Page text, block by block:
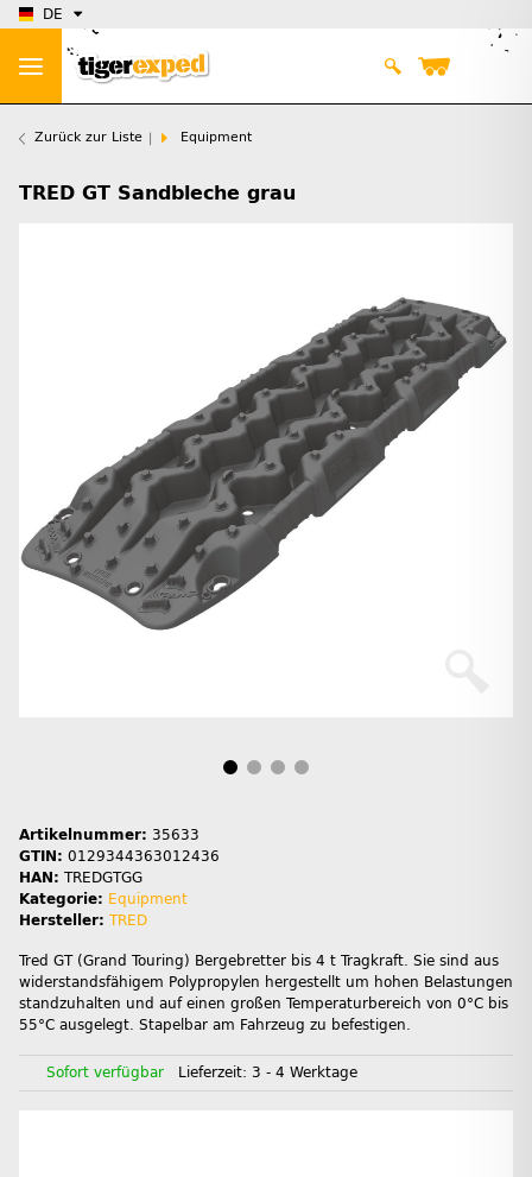
DE
Zurück zur Liste Equipment
TRED GT Sandbleche grau
Artikelnummer: 35633
GTIN: 0129344363012436
HAN: TREDGTGG
Kategorie: Equipment
Hersteller: TRED
Tred GT (Grand Touring) Bergebretter bis 4 t Tragkraft. Sie sind aus
widerstandsfähigem Polypropylen hergestellt um hohen Belastungen
standzuhalten und auf einen großen Temperaturbereich von 0°C bis
55°C ausgelegt. Stapelbar am Fahrzeug zu befestigen.
Sofort verfügbar Lieferzeit: 3 - 4 Werktage